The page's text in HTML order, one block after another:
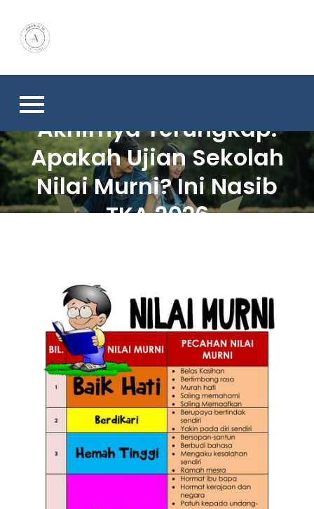
content
Akhirnya Terungkap:
Apakah Ujian Sekolah
Nilai Murni? Ini Nasib
TKA 2026